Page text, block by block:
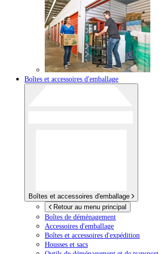
Boîtes et accessoires d'emballage
Boîtes et accessoires d'emballage
Retour au menu principal
Boîtes de déménagement
Accessoires d'emballage
Boîtes et accessoires d'expédition
Housses et sacs